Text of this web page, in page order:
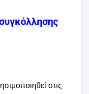
στις